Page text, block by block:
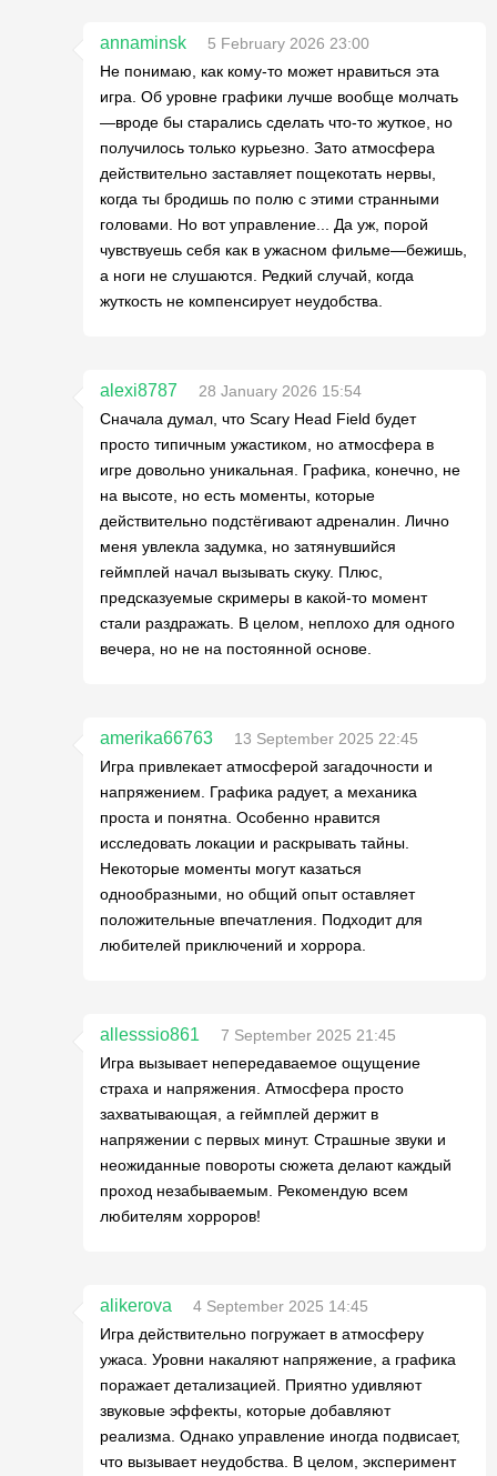
annaminsk
5 February 2026 23:00
Не понимаю, как кому-то может нравиться эта
игра. Об уровне графики лучше вообще молчать
—вроде бы старались сделать что-то жуткое, но
получилось только курьезно. Зато атмосфера
действительно заставляет пощекотать нервы,
когда ты бродишь по полю с этими странными
головами. Но вот управление... Да уж, порой
чувствуешь себя как в ужасном фильме—бежишь,
а ноги не слушаются. Редкий случай, когда
жуткость не компенсирует неудобства.
alexi8787
28 January 2026 15:54
Сначала думал, что Scary Head Field будет
просто типичным ужастиком, но атмосфера в
игре довольно уникальная. Графика, конечно, не
на высоте, но есть моменты, которые
действительно подстёгивают адреналин. Лично
меня увлекла задумка, но затянувшийся
геймплей начал вызывать скуку. Плюс,
предсказуемые скримеры в какой-то момент
стали раздражать. В целом, неплохо для одного
вечера, но не на постоянной основе.
amerika66763
13 September 2025 22:45
Игра привлекает атмосферой загадочности и
напряжением. Графика радует, а механика
проста и понятна. Особенно нравится
исследовать локации и раскрывать тайны.
Некоторые моменты могут казаться
однообразными, но общий опыт оставляет
положительные впечатления. Подходит для
любителей приключений и хоррора.
allesssio861
7 September 2025 21:45
Игра вызывает непередаваемое ощущение
страха и напряжения. Атмосфера просто
захватывающая, а геймплей держит в
напряжении с первых минут. Страшные звуки и
неожиданные повороты сюжета делают каждый
проход незабываемым. Рекомендую всем
любителям хорроров!
alikerova
4 September 2025 14:45
Игра действительно погружает в атмосферу
ужаса. Уровни накаляют напряжение, а графика
поражает детализацией. Приятно удивляют
звуковые эффекты, которые добавляют
реализма. Однако управление иногда подвисает,
что вызывает неудобства. В целом, эксперимент